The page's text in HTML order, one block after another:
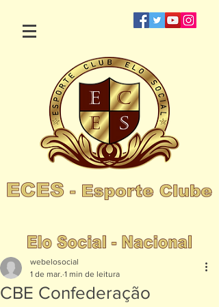
CBE Confederação
webelosocial
1 de mar. 1 min de leitura